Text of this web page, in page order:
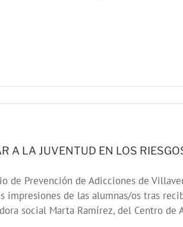
A LA JUVENTUD EN LOS
de Prevención de Adicciones de
impresiones de las alumnas/os tras
social Marta Ramírez, del Centro de